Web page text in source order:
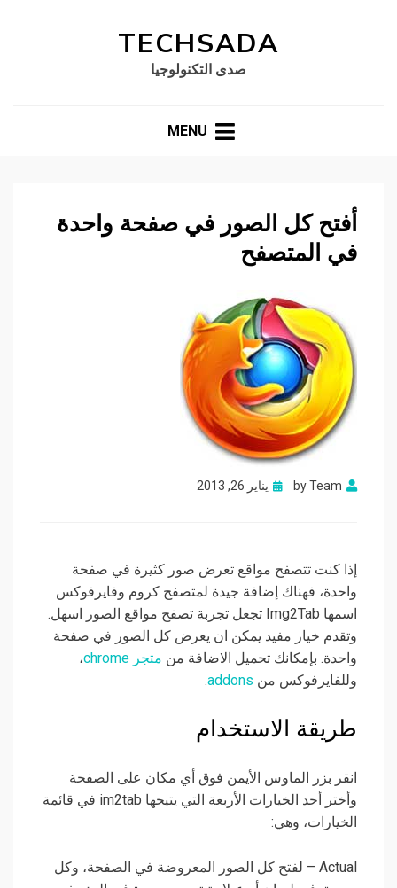
TECHSADA
صدى التكنولوجيا
MENU
أفتح كل الصور في صفحة واحدة
في المتصفح
byTeam
Posted
يناير 26, 2013
إذا كنت تتصفح مواقع تعرض صور كثيرة في صفحة
واحدة، فهناك إضافة جيدة لمتصفح كروم وفايرفوكس
اسمها Img2Tab تجعل تجربة تصفح مواقع الصور اسهل.
وتقدم خيار مفيد يمكن ان يعرض كل الصور في صفحة
واحدة. بإمكانك تحميل الاضافة من متجر chrome
،
وللفايرفوكس من addons
.
طريقة الاستخدام
انقر بزر الماوس الأيمن فوق أي مكان على الصفحة
وأختر أحد الخيارات الأربعة التي يتيحها im2tab في قائمة
الخيارات، وهي:
Actual – لفتح كل الصور المعروضة في الصفحة، وكل